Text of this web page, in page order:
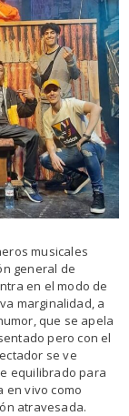
musicales
general de
en el modo de
marginalidad, a
que se apela
pero con el
se ve
equilibrado para
en vivo como
atravesada.